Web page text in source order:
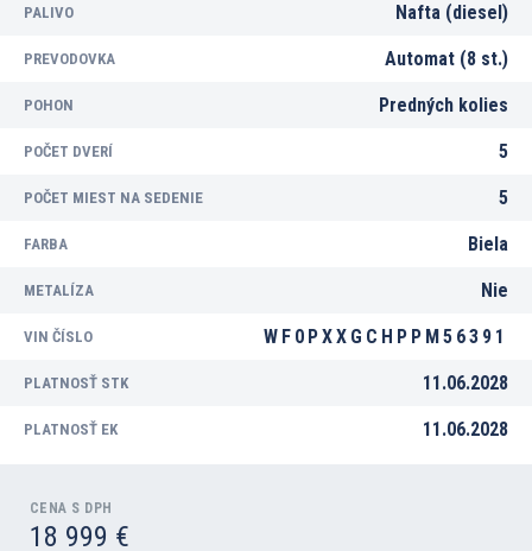
PALIVO Nafta (diesel)
PREVODOVKA Automat (8 st.)
POHON Predných kolies
POČET DVERÍ 5
POČET MIEST NA SEDENIE 5
FARBA Biela
METALÍZA Nie
VIN ČÍSLO WF0PXXGCHPPM56391
PLATNOSŤ STK 11.06.2028
PLATNOSŤ EK 11.06.2028
CENA S DPH
18 999 €